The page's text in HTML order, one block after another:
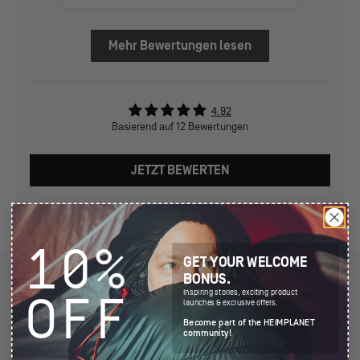
Mehr Bewertungen lesen
4.92
Basierend auf 12 Bewertungen
JETZT BEWERTEN
DETAILINFORMATIONEN
10%
OFF
GET YOUR WELCOME
BONUS.
Inspiring stories, exciting product
launches & exclusive offers.
Become part of the HEIMPLANET
community!